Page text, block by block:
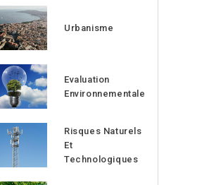
Urbanisme
Evaluation
Environnementale
Risques Naturels
Et
Technologiques